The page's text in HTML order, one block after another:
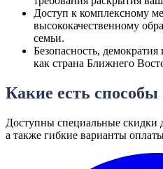
Доступ к комплексному
высококачественному
семьи.
Безопасность,
как страна Ближнего
Какие есть
Доступны специальные скидки
а также гибкие варианты